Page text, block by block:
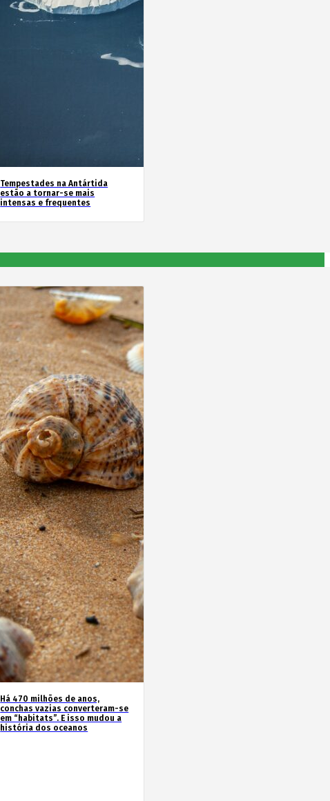
Tempestades na Antártida
estão a tornar-se mais
intensas e frequentes
Há 470 milhões de anos,
conchas vazias converteram-se
em “habitats”. E isso mudou a
história dos oceanos